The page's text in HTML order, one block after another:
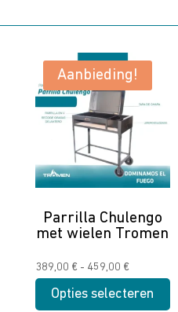
Aanbieding!
Parrilla Chulengo
met wielen Tromen
389,00 € - 459,00 €Prijsklasse:
tot
Opties selecteren